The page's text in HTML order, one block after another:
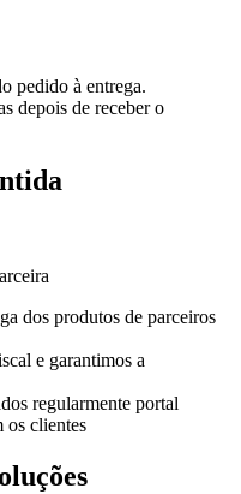
pedido à entrega.
depois de receber o
dos produtos de parceiros
e garantimos a
regularmente portal
os clientes